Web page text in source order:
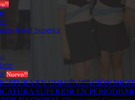
Nivel Superior
Nuevo!!
EN COMUNICACIÓN
SUPERIOR EN